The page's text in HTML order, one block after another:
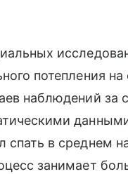
потепления
наблюдений за
спать в среднем
занимает